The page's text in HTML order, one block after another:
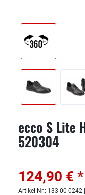
ecco S Lite
520304
124,90 € *
Artikel-Nr.: 133-00-0242